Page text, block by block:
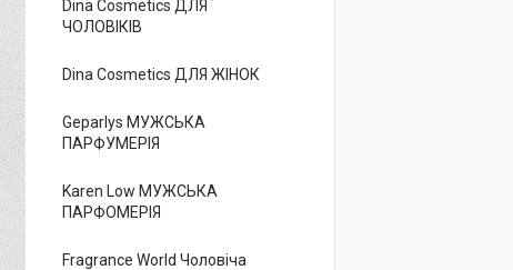
Dina Cosmetics ДЛЯ
ЧОЛОВІКІВ
Dina Cosmetics ДЛЯ ЖІНОК
Geparlys МУЖСЬКА
ПАРФУМЕРІЯ
Karen Low МУЖСЬКА
ПАРФОМЕРІЯ
Fragrance World Чоловіча